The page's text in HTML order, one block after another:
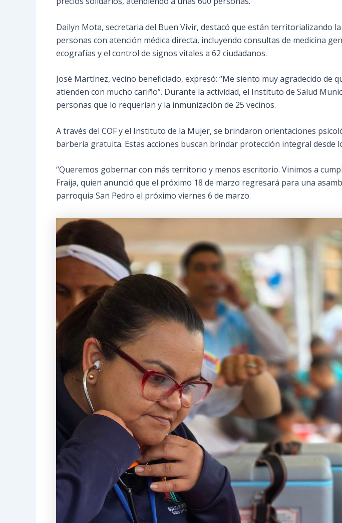
Dailyn Mota, secretaria del Buen Vivir, destacó que están territorializando
personas con atención médica directa, incluyendo consultas de medicina
ecografías y el control de signos vitales a 62 ciudadanos.
José Martínez, vecino beneficiado, expresó: “Me siento muy agradecido
atienden con mucho cariño”. Durante la actividad, el Instituto de Salud
personas que lo requerían y la inmunización de 25 vecinos.
A través del COF y el Instituto de la Mujer, se brindaron orientaciones
barbería gratuita. Estas acciones buscan brindar protección integral desde
“Queremos gobernar con más territorio y menos escritorio. Vinimos a
Fraija, quien anunció que el próximo 18 de marzo regresará para una
parroquia San Pedro el próximo viernes 6 de marzo.